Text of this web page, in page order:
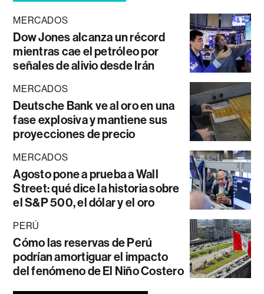
MERCADOS
Dow Jones alcanza un récord
mientras cae el petróleo por
señales de alivio desde Irán
MERCADOS
Deutsche Bank ve al oro en una
fase explosiva y mantiene sus
proyecciones de precio
MERCADOS
Agosto pone a prueba a Wall
Street: qué dice la historia sobre
el S&P 500, el dólar y el oro
PERÚ
Cómo las reservas de Perú
podrían amortiguar el impacto
del fenómeno de El Niño Costero